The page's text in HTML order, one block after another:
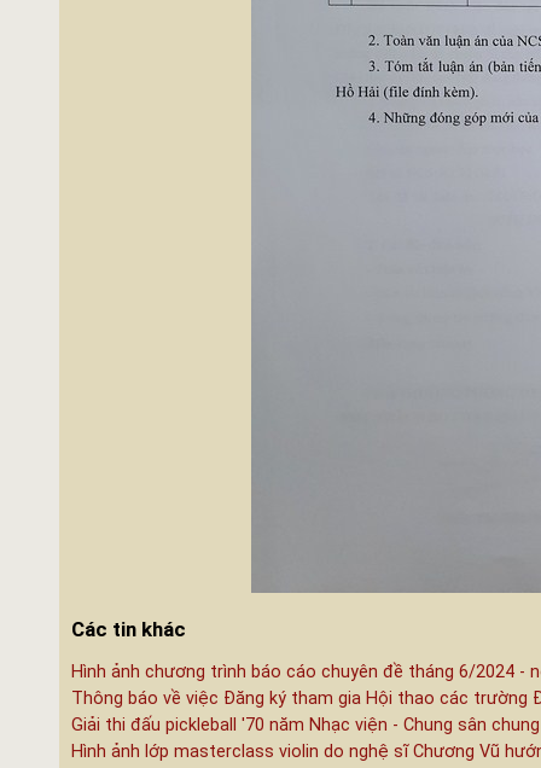
Các tin khác
Hình ảnh chương trình báo cáo chuyên đề tháng 6/2024 -
Thông báo về việc Đăng ký tham gia Hội thao các trường
Giải thi đấu pickleball '70 năm Nhạc viện - Chung sân
Hình ảnh lớp masterclass violin do nghệ sĩ Chương Vũ